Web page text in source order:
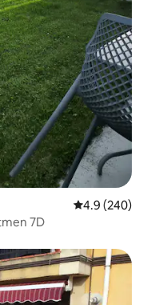
Penarafan
4.9 (240)
7D